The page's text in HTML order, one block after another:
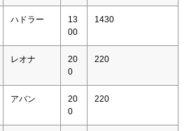
ハドラー
13
00
1430
レオナ
20
0
220
アバン
20
0
220